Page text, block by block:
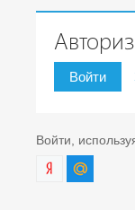
Войти
Войти,